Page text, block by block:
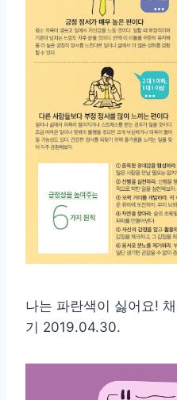
나는 파란색이 싫어요!
기 2019.04.30.